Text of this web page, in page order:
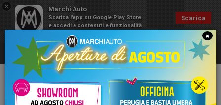
× Marchi Auto
Scarica l'App su Google Play Store
e accedi a contenuti e funzionalità
Scarica
×